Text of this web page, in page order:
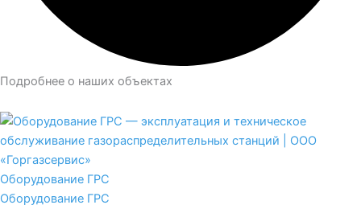
Подробнее о наших объектах
Оборудование ГРС
Оборудование ГРС